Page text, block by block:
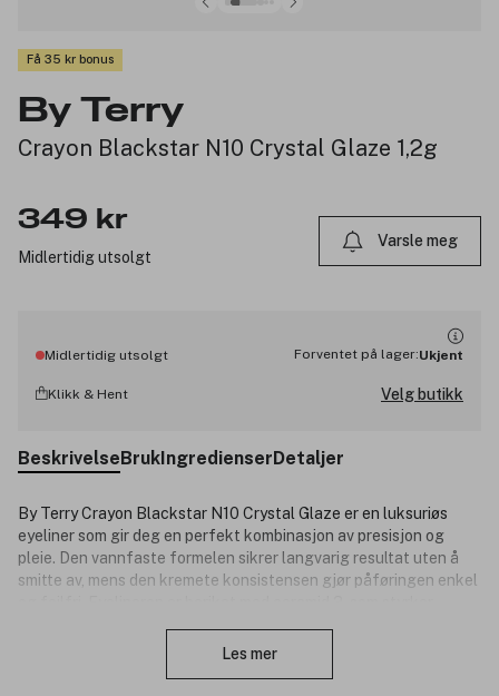
Få 35 kr bonus
By Terry
Crayon Blackstar N10 Crystal Glaze 1,2g
349 kr
Midlertidig utsolgt
Varsle meg
Midlertidig utsolgt Forventet på lager:Ukjent
Klikk & Hent Velg butikk
BeskrivelseBrukIngredienserDetaljer
By Terry Crayon Blackstar N10 Crystal Glaze er en luksuriøs
eyeliner som gir deg en perfekt kombinasjon av presisjon og
pleie. Den vannfaste formelen sikrer langvarig resultat uten å
smitte av, mens den kremete konsistensen gjør påføringen enkel
Emballasjen er laget med omtanke for miljøet – 65 % biobasert
Les mer